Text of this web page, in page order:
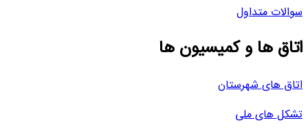
سوالات متداول
اتاق ها و کمیسیون ها
اتاق های شهرستان
تشکل های ملی